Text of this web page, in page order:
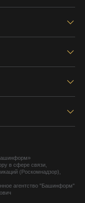
в сфере связи,
(Роскомнадзор),
агентство "Башинформ"